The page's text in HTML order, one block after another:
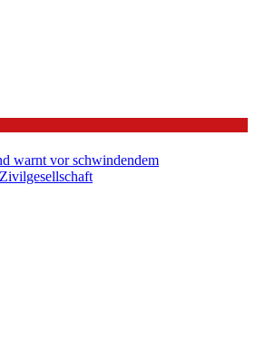
warnt vor schwindendem